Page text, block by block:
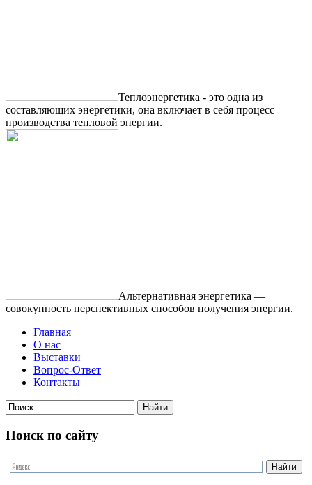
Теплоэнергетика - это одна из
составляющих энергетики, она включает в себя процесс
производства тепловой энергии.
Альтернативная энергетика —
совокупность перспективных способов получения энергии.
Главная
О нас
Выставки
Вопрос-Ответ
Контакты
Поиск по сайту